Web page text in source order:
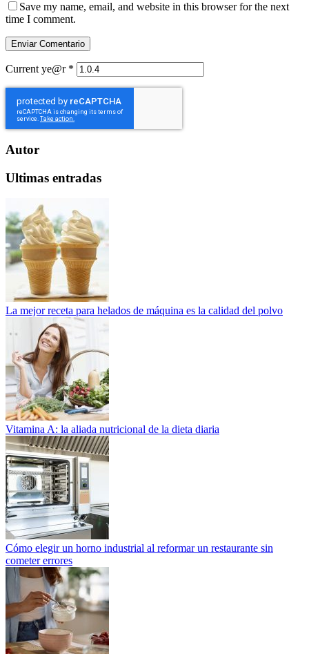
Save my name, email, and website in this browser for the next
time I comment.
Current ye@r *
Autor
Ultimas entradas
La mejor receta para helados de máquina es la calidad del polvo
Vitamina A: la aliada nutricional de la dieta diaria
Cómo elegir un horno industrial al reformar un restaurante sin
cometer errores